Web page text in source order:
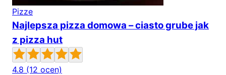
Pizze
Najlepsza pizza domowa – ciasto grube jak
z pizza hut
4.8 (12 ocen)